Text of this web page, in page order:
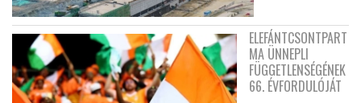
ELEFÁNTCSONTPART
MA ÜNNEPLI
FÜGGETLENSÉGÉNEK
66. ÉVFORDULÓJÁT